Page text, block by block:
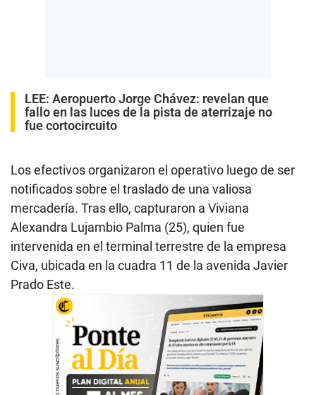
LEE: Aeropuerto Jorge Chávez: revelan que
fallo en las luces de la pista de aterrizaje no
fue cortocircuito
Los efectivos organizaron el operativo luego de ser
notificados sobre el traslado de una valiosa
mercadería. Tras ello, capturaron a Viviana
Alexandra Lujambio Palma (25), quien fue
intervenida en el terminal terrestre de la empresa
Civa, ubicada en la cuadra 11 de la avenida Javier
Prado Este.